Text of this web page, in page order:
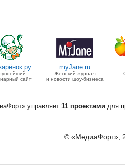
сайт
myJane.ru
Женский журнал
и новости шоу-бизнеса
управляет 11 проектами для
© «МедиаФорт»,